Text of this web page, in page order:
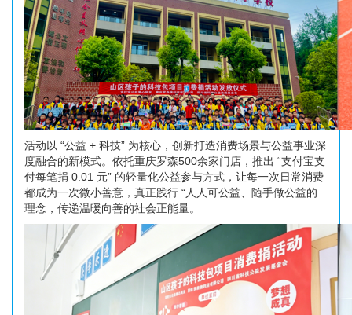
活动以 “公益 + 科技” 为核心，创新打造消费场景与公益事业深
度融合的新模式。依托重庆罗森500余家门店，推出 “支付宝支
付每笔捐 0.01 元” 的轻量化公益参与方式，让每一次日常消费
都成为一次微小善意，真正践行 “人人可公益、随手做公益的
理念，传递温暖向善的社会正能量。